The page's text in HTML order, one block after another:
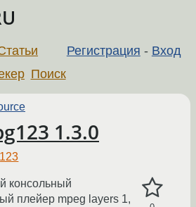
Регистрация - Вход
Поиск
1.3.0
консольный
плейер mpeg layers 1,